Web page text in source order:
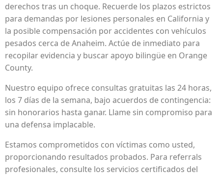
derechos tras un choque. Recuerde los plazos estrictos
para demandas por lesiones personales en California y
la posible compensación por accidentes con vehículos
pesados cerca de Anaheim. Actúe de inmediato para
recopilar evidencia y buscar apoyo bilingüe en Orange
County.
Nuestro equipo ofrece consultas gratuitas las 24 horas,
los 7 días de la semana, bajo acuerdos de contingencia:
sin honorarios hasta ganar. Llame sin compromiso para
una defensa implacable.
Estamos comprometidos con víctimas como usted,
proporcionando resultados probados. Para referrals
profesionales, consulte los servicios certificados del